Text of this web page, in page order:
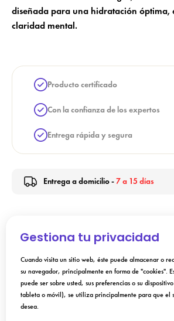
diseñada para una hidratación óptima,
claridad mental.
Producto certificado
Con la confianza de los expertos
Entrega rápida y segura
Entrega a domicilio -7 a 15 días
Instrucciones de uso
Composición
Cancelar Crear lista
Gestiona tu privacidad
Cuando visita un sitio web, éste puede almacenar o
su navegador, principalmente en forma de "cookies".
puede ser sobre usted, sus preferencias o su
tableta o móvil), se utiliza principalmente para que el
desea.